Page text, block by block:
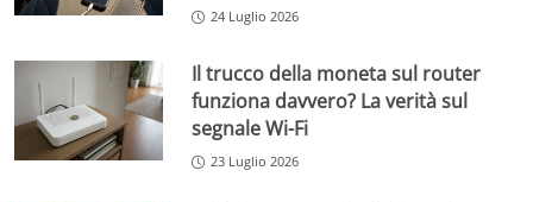
24 Luglio 2026
Il trucco della moneta sul router
funziona davvero? La verità sul
segnale Wi-Fi
23 Luglio 2026